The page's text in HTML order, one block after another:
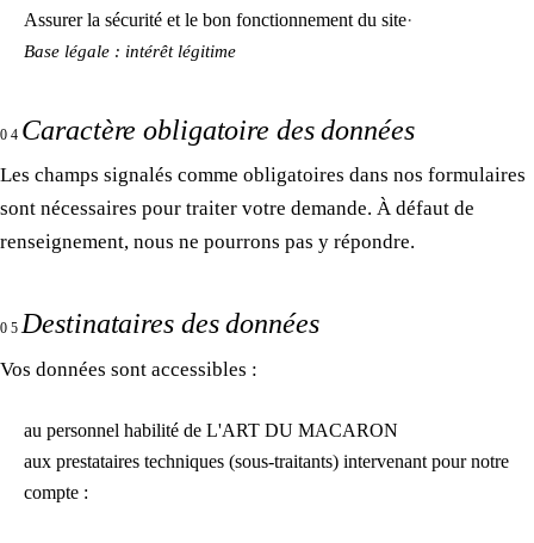
Assurer la sécurité et le bon fonctionnement du site·
Base légale : intérêt légitime
04 Caractère obligatoire des données
Les champs signalés comme obligatoires dans nos formulaires
sont nécessaires pour traiter votre demande. À défaut de
renseignement, nous ne pourrons pas y répondre.
05 Destinataires des données
Vos données sont accessibles :
au personnel habilité de L'ART DU MACARON
aux prestataires techniques (sous-traitants) intervenant pour notre
compte :